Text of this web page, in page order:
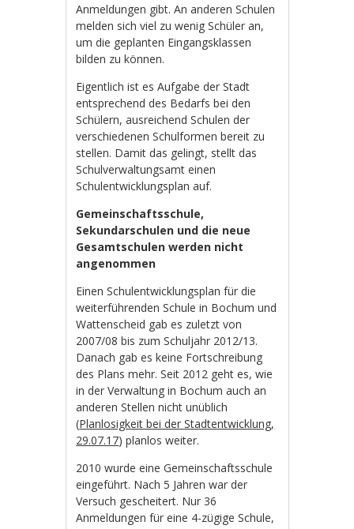
Anmeldungen gibt. An anderen Schulen
melden sich viel zu wenig Schüler an,
um die geplanten Eingangsklassen
bilden zu können.
Eigentlich ist es Aufgabe der Stadt
entsprechend des Bedarfs bei den
Schülern, ausreichend Schulen der
verschiedenen Schulformen bereit zu
stellen. Damit das gelingt, stellt das
Schulverwaltungsamt einen
Schulentwicklungsplan auf.
Gemeinschaftsschule,
Sekundarschulen und die neue
Gesamtschulen werden nicht
angenommen
Einen Schulentwicklungsplan für die
weiterführenden Schule in Bochum und
Wattenscheid gab es zuletzt von
2007/08 bis zum Schuljahr 2012/13.
Danach gab es keine Fortschreibung
des Plans mehr. Seit 2012 geht es, wie
in der Verwaltung in Bochum auch an
anderen Stellen nicht unüblich
(Planlosigkeit bei der Stadtentwicklung,
29.07.17) planlos weiter.
2010 wurde eine Gemeinschaftsschule
eingeführt. Nach 5 Jahren war der
Versuch gescheitert. Nur 36
Anmeldungen für eine 4-zügige Schule,